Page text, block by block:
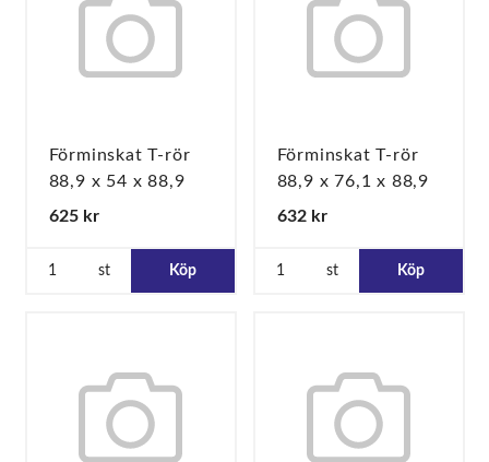
Förminskat T-rör
88,9 x 54 x 88,9
625 kr
st Köp
Förminskat T-rör
88,9 x 76,1 x 88,9
632 kr
st Köp